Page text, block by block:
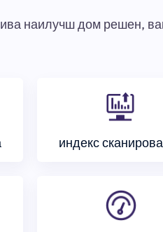
наилучш дом решен,
индекс